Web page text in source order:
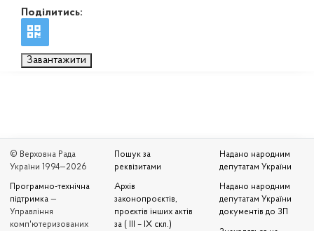
Поділитись:
Завантажити
© Верховна Рада
України 1994—2026
Програмно-технічна
підтримка —
Управління
комп'ютеризованих
Пошук за
реквізитами
Архів
законопроєктів,
проєктів інших актів
за ( III – IX скл.)
Надано народним
депутатам України
Надано народним
депутатам України
документів до ЗП